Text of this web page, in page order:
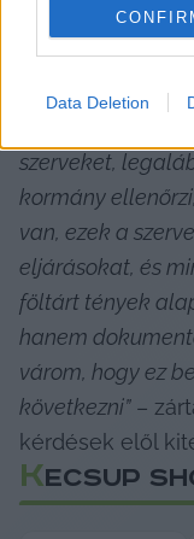
Data Deletion
„hogyha
szerveket,
kormány
van, ezek a
eljárásokat, és
föltárt tények
hanem
várom, hogy ez
következni” –
kérdések elől
KECSUP